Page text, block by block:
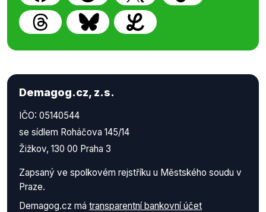
Demagog.cz, z.s.
IČO: 05140544
se sídlem Roháčova 145/14
Žižkov, 130 00 Praha 3
Zapsaný ve spolkovém rejstříku u Městského soudu v
Praze.
Demagog.cz má transparentní bankovní účet